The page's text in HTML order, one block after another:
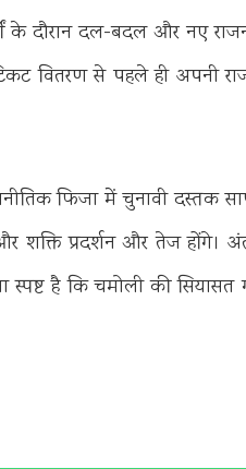
के दौरान दल-बदल और नए
वितरण से पहले ही अपनी
फिजा में चुनावी दस्तक
प्रदर्शन और तेज होंगे।
है कि चमोली की सियासत